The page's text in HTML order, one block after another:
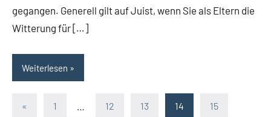
gegangen. Generell gilt auf Juist, wenn Sie als Eltern die
Witterung für […]
Weiterlesen
Seitennummerierung
« Vorherige
1 12 13 14 15